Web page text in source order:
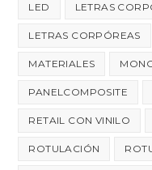
LED LETRAS
LETRAS CORPÓREAS
MATERIALES
PANELCOMPOSITE
RETAIL CON VINILO
ROTULACIÓN